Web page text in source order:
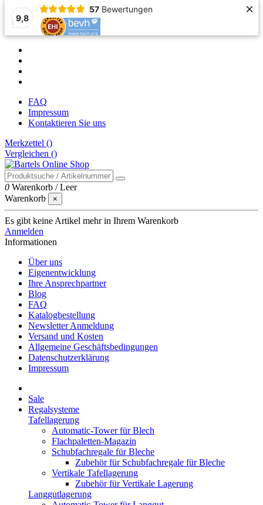
9,8
57 Bewertungen ×
FAQ
Impressum
Kontaktieren Sie uns
Merkzettel ()
Vergleichen ()
0 Warenkorb /Leer
Warenkorb
×
Es gibt keine Artikel mehr in Ihrem Warenkorb
Anmelden
Informationen
Über uns
Eigenentwicklung
Ihre Ansprechpartner
Blog
FAQ
Katalogbestellung
Newsletter Anmeldung
Versand und Kosten
Allgemeine Geschäftsbedingungen
Datenschutzerklärung
Impressum
Sale
Regalsysteme
Tafellagerung
Automatic-Tower für Blech
Flachpaletten-Magazin
Schubfachregale für Bleche
Zubehör für Schubfachregale für Bleche
Vertikale Tafellagerung
Zubehör für Vertikale Lagerung
Langgutlagerung